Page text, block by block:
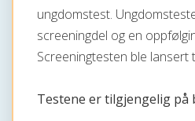
ungdomstest.
screeningdel og en
Screeningtesten ble lansert
Testene er tilgjengelig på